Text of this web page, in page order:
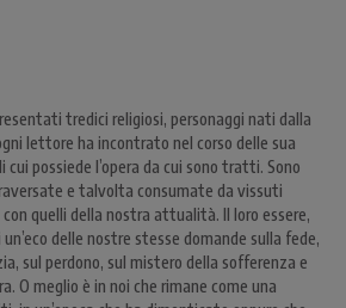
tredici religiosi, personaggi nati dalla
lettore ha incontrato nel corso delle sua
possiede l’opera da cui sono tratti. Sono
e talvolta consumate da vissuti
quelli della nostra attualità. Il loro essere,
delle nostre stesse domande sulla fede,
sul perdono, sul mistero della sofferenza e
O meglio è in noi che rimane come una